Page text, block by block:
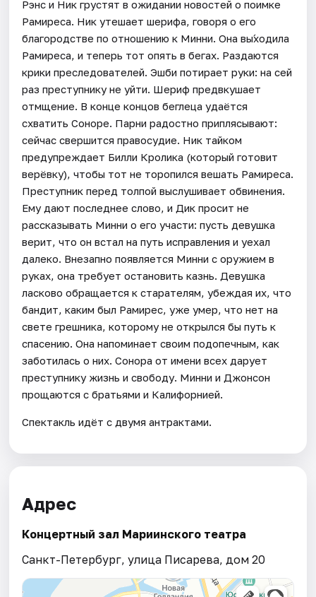
Рэнс и Ник грустят в ожидании новостей о поимке
Рамиреса. Ник утешает шерифа, говоря о его
благородстве по отношению к Минни. Она вы́ходила
Рамиреса, и теперь тот опять в бегах. Раздаются
крики преследователей. Эшби потирает руки: на сей
раз преступнику не уйти. Шериф предвкушает
отмщение. В конце концов беглеца удаётся
схватить Соноре. Парни радостно приплясывают:
сейчас свершится правосудие. Ник тайком
предупреждает Билли Кролика (который готовит
верёвку), чтобы тот не торопился вешать Рамиреса.
Преступник перед толпой выслушивает обвинения.
Ему дают последнее слово, и Дик просит не
рассказывать Минни о его участи: пусть девушка
верит, что он встал на путь исправления и уехал
далеко. Внезапно появляется Минни c оружием в
руках, она требует остановить казнь. Девушка
ласково обращается к старателям, убеждая их, что
бандит, каким был Рамирес, уже умер, что нет на
свете грешника, которому не открылся бы путь к
спасению. Она напоминает своим подопечным, как
заботилась о них. Сонора от имени всех дарует
преступнику жизнь и свободу. Минни и Джонсон
прощаются с братьями и Калифорнией.
Спектакль идёт с двумя антрактами.
Адрес
Концертный зал Мариинского театра
Санкт-Петербург, улица Писарева, дом 20